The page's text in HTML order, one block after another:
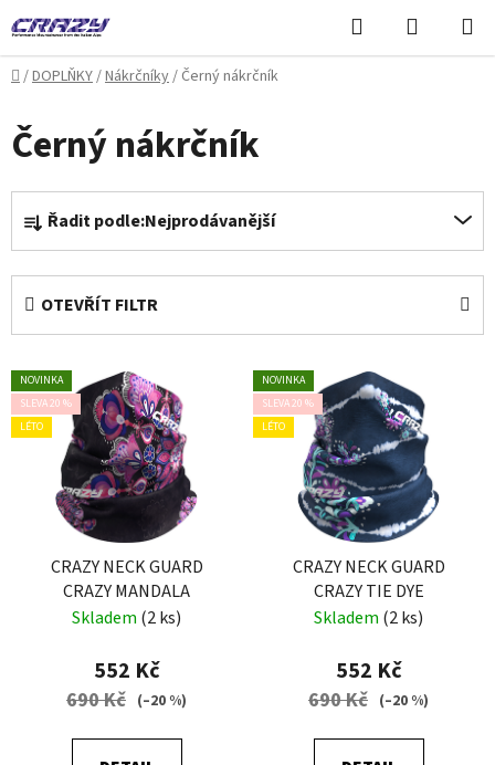
na
obsah
Hledat
KOŠÍK
Domů
/DOPLŇKY/Nákrčníky/ Černý nákrčník
Černý nákrčník
Ř
z
e
í
p
r
o
Řadit podle:Nejprodávanější
OTEVŘÍT FILTR
V
ý
p
NOVINKA
SLEVA 20 %
LÉTO
CRAZY NECK GUARD
CRAZY MANDALA
Skladem (2 ks)
552 Kč
690 Kč (–20 %)
NOVINKA
SLEVA 20 %
LÉTO
CRAZY NECK GUARD
CRAZY TIE DYE
Skladem (2 ks)
552 Kč
690 Kč (–20 %)